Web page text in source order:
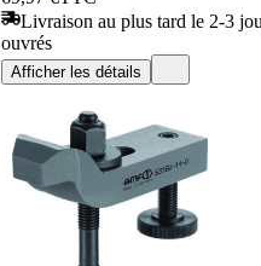
Livraison au plus tard le 2-3
ouvrés
Afficher les détails